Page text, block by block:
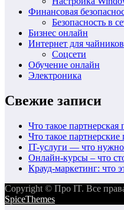
Финансовая
Безопасность в
Бизнес онлайн
Интернет для чайников
Соцсети
Обучение онлайн
Электроника
Свежие записи
Что такое партнерская
Что такое
IT-услуги — что нужно
Онлайн-курсы – что
Крауд-маркетинг: что
Copyright © Про IT. Все
SpiceThemes